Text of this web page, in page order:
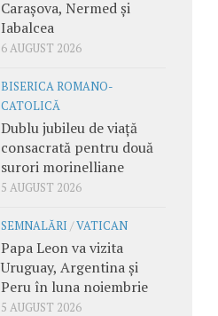
Carașova, Nermed și
Iabalcea
6 AUGUST 2026
BISERICA ROMANO-
CATOLICĂ
Dublu jubileu de viață
consacrată pentru două
surori morinelliane
5 AUGUST 2026
SEMNALĂRI /VATICAN
Papa Leon va vizita
Uruguay, Argentina și
Peru în luna noiembrie
5 AUGUST 2026